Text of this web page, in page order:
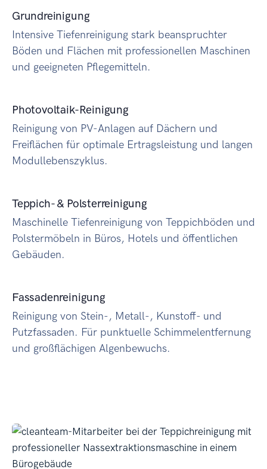
Grundreinigung
Intensive Tiefenreinigung stark beanspruchter
Böden und Flächen mit professionellen Maschinen
und geeigneten Pflegemitteln.
Photovoltaik-Reinigung
Reinigung von PV-Anlagen auf Dächern und
Freiflächen für optimale Ertragsleistung und langen
Modullebenszyklus.
Teppich- & Polsterreinigung
Maschinelle Tiefenreinigung von Teppichböden und
Polstermöbeln in Büros, Hotels und öffentlichen
Gebäuden.
Fassadenreinigung
Reinigung von Stein-, Metall-, Kunstoff- und
Putzfassaden. Für punktuelle Schimmelentfernung
und großflächigen Algenbewuchs.